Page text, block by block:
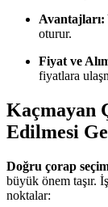
Avantajları:
oturur.
Fiyat ve
fiyatlara
Kaçmayan
Edilmesi
Doğru çorap
büyük önem taşır.
noktalar: